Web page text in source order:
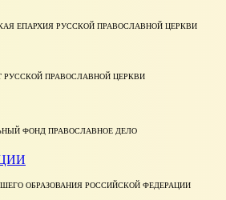
ЕПАРХИЯ РУССКОЙ ПРАВОСЛАВНОЙ ЦЕРКВИ
РУССКОЙ ПРАВОСЛАВНОЙ ЦЕРКВИ
ФОНД ПРАВОСЛАВНОЕ ДЕЛО
ОБРАЗОВАНИЯ РОССИЙСКОЙ ФЕДЕРАЦИИ